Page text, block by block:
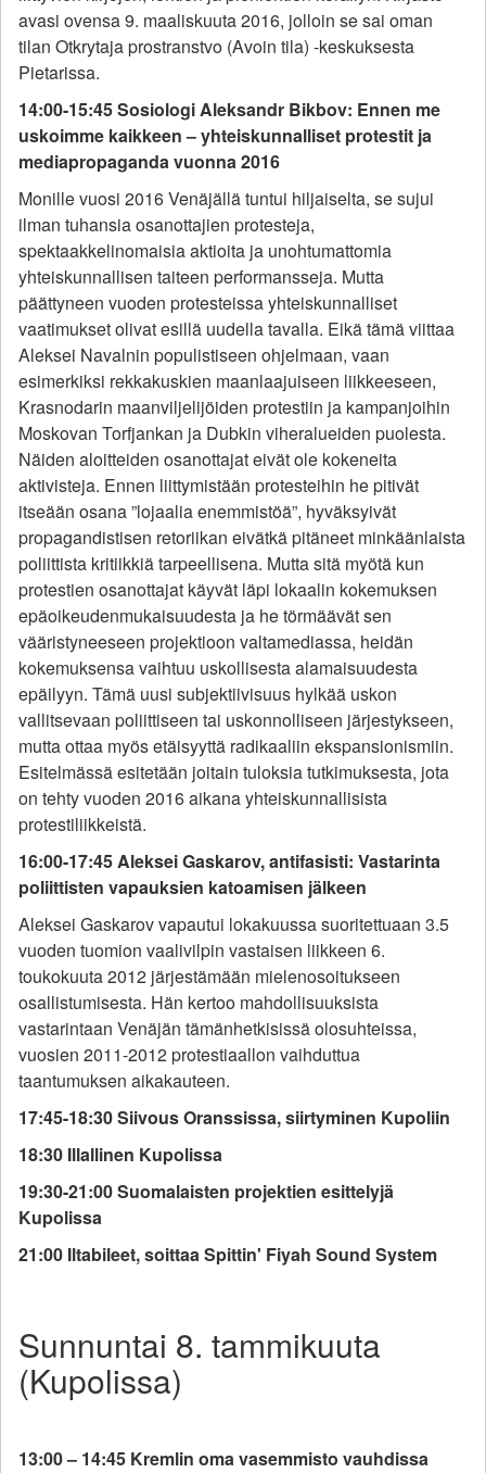
avasi ovensa 9. maaliskuuta 2016, jolloin se sai oman
tilan Otkrytaja prostranstvo (Avoin tila) -keskuksesta
Pietarissa.
14:00-15:45 Sosiologi Aleksandr Bikbov: Ennen me
uskoimme kaikkeen – yhteiskunnalliset protestit ja
mediapropaganda vuonna 2016
Monille vuosi 2016 Venäjällä tuntui hiljaiselta, se sujui
ilman tuhansia osanottajien protesteja,
spektaakkelinomaisia aktioita ja unohtumattomia
yhteiskunnallisen taiteen performansseja. Mutta
päättyneen vuoden protesteissa yhteiskunnalliset
vaatimukset olivat esillä uudella tavalla. Eikä tämä viittaa
Aleksei Navalnin populistiseen ohjelmaan, vaan
esimerkiksi rekkakuskien maanlaajuiseen liikkeeseen,
Krasnodarin maanviljelijöiden protestiin ja kampanjoihin
Moskovan Torfjankan ja Dubkin viheralueiden puolesta.
Näiden aloitteiden osanottajat eivät ole kokeneita
aktivisteja. Ennen liittymistään protesteihin he pitivät
itseään osana ”lojaalia enemmistöä”, hyväksyivät
propagandistisen retoriikan eivätkä pitäneet minkäänlaista
poliittista kritiikkiä tarpeellisena. Mutta sitä myötä kun
protestien osanottajat käyvät läpi lokaalin kokemuksen
epäoikeudenmukaisuudesta ja he törmäävät sen
vääristyneeseen projektioon valtamediassa, heidän
kokemuksensa vaihtuu uskollisesta alamaisuudesta
epäilyyn. Tämä uusi subjektiivisuus hylkää uskon
vallitsevaan poliittiseen tai uskonnolliseen järjestykseen,
mutta ottaa myös etäisyyttä radikaaliin ekspansionismiin.
Esitelmässä esitetään joitain tuloksia tutkimuksesta, jota
on tehty vuoden 2016 aikana yhteiskunnallisista
protestiliikkeistä.
16:00-17:45 Aleksei Gaskarov, antifasisti: Vastarinta
poliittisten vapauksien katoamisen jälkeen
Aleksei Gaskarov vapautui lokakuussa suoritettuaan 3.5
vuoden tuomion vaalivilpin vastaisen liikkeen 6.
toukokuuta 2012 järjestämään mielenosoitukseen
osallistumisesta. Hän kertoo mahdollisuuksista
vastarintaan Venäjän tämänhetkisissä olosuhteissa,
vuosien 2011-2012 protestiaallon vaihduttua
taantumuksen aikakauteen.
17:45-18:30 Siivous Oranssissa, siirtyminen Kupoliin
18:30 Illallinen Kupolissa
19:30-21:00 Suomalaisten projektien esittelyjä
Kupolissa
21:00 Iltabileet, soittaa Spittin' Fiyah Sound System
Sunnuntai 8. tammikuuta
(Kupolissa)
13:00 – 14:45 Kremlin oma vasemmisto vauhdissa